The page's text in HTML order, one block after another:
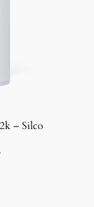
– Silco